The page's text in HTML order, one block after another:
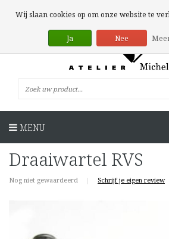
MENU
Draaiwartel RVS
Nog niet gewaardeerd | Schrijf je eigen review
Wij slaan cookies op om onze website te
Ja Nee